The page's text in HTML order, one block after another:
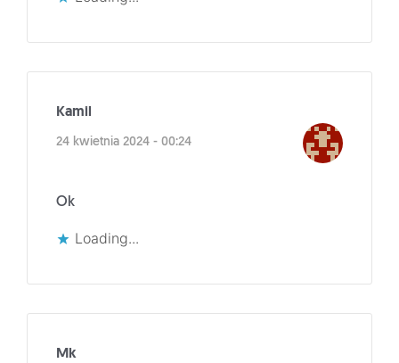
Kamil
24 kwietnia 2024 - 00:24
Ok
Loading...
Mk